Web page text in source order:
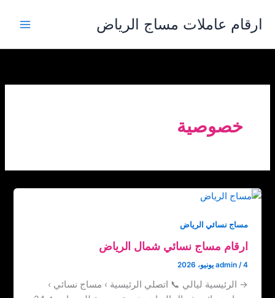
المحتوى
ارقام عاملات مساج الرياض
خصوصية
مساج نسائي الرياض
ارقام مساج نسائي شمال الرياض
admin /4 يونيو، 2026
→ الرئيسية ليالي 📞 اتصلي الرئيسية › مساج نسائي ›